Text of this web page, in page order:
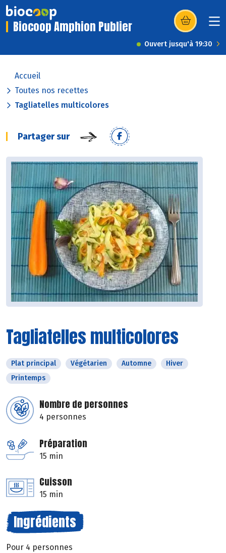
Biocoop Amphion Publier (s’ouvre dans
Ouvert jusqu'à 19:30
Accueil
Toutes nos recettes
Tagliatelles multicolores
Partager sur
Tagliatelles multicolores
Plat principal Végétarien Automne
Hiver
Printemps
Nombre de personnes
4 personnes
Préparation
15 min
Cuisson
15 min
Ingrédients
Pour 4 personnes